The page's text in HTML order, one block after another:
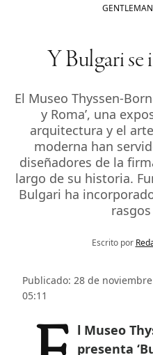
GENTLEMAN
Y Bulgari
El Museo Thyssen-
y Roma’, una
arquitectura y el
moderna han
diseñadores de la
largo de su historia.
Bulgari ha
Escrito por
Publicado: 28 de
05:11
presenta